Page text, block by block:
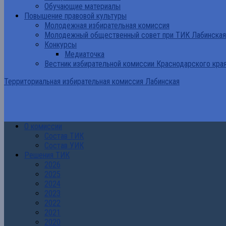
Обучающие материалы
Повышение правовой культуры
Молодежная избирательная комиссия
Молодежный общественный совет при ТИК Лабинская
Конкурсы
Медиаточка
Вестник избирательной комиссии Краснодарского
Территориальная избирательная комиссия Лабинская
О комиссии
Состав ТИК
Состав УИК
Решения ТИК
2026
2025
2024
2023
2022
2021
2020